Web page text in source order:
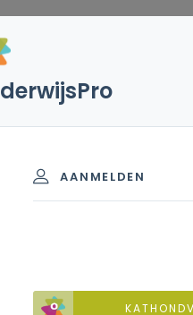
AANMELDEN